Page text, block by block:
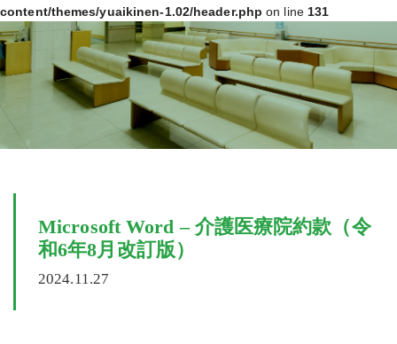
content/themes/yuaikinen-1.02/header.php on line 131
Microsoft Word – 介護医療院約款（令
和6年8月改訂版）
2024.11.27